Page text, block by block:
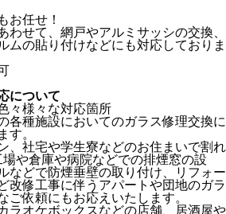
お任せ！
わせて、網戸やアルミサッシの交換、
ムの貼り付けなどにも対応しておりま
について
各種施設においてのガラス修理交換に
す。
、社宅や学生寮などのお住まいで割れ
や倉庫や病院などでの排煙窓の設
などで防煙垂壁の取り付け、リフォー
改修工事に伴うアパートや団地のガラ
ご依頼にもお応えいたします。
ラオケボックスなどの店舗、居酒屋や